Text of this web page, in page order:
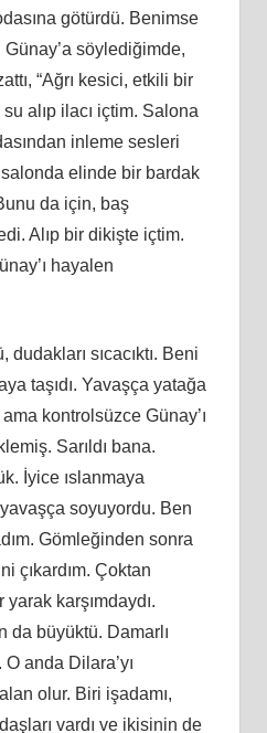
götürdü. Benimse
Günay’a söylediğimde,
“Ağrı kesici, etkili bir
alıp ilacı içtim. Salona
inleme sesleri
elinde bir bardak
da için, baş
Alıp bir dikişte içtim.
hayalen
sıcacıktı. Beni
taşıdı. Yavaşça yatağa
kontrolsüzce Günay’ı
Sarıldı bana.
İyice ıslanmaya
soyuyordu. Ben
Gömleğinden sonra
çıkardım. Çoktan
karşımdaydı.
da büyüktü. Damarlı
anda Dilara’yı
olur. Biri işadamı,
vardı ve ikisinin de